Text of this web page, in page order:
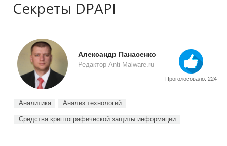
Секреты DPAPI
Александр Панасенко
Редактор Anti-Malware.ru
Проголосовало: 224
Аналитика Анализ технологий
Средства криптографической защиты информации